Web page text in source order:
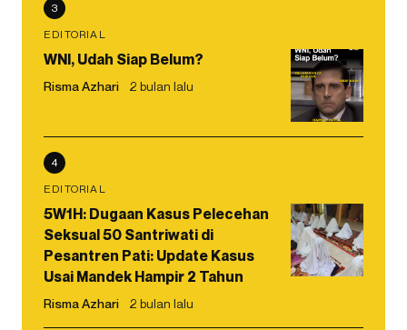
3
EDITORIAL
WNI, Udah Siap Belum?
Risma Azhari 2 bulan lalu
4
EDITORIAL
5W1H: Dugaan Kasus Pelecehan
Seksual 50 Santriwati di
Pesantren Pati: Update Kasus
Usai Mandek Hampir 2 Tahun
Risma Azhari 2 bulan lalu